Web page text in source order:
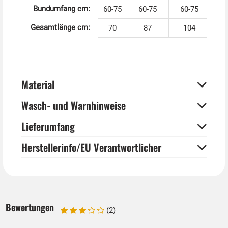
Bundumfang cm:
60-75 60-75
60-75
Gesamtlänge cm:
70 87 104
Material
Wasch- und Warnhinweise
Lieferumfang
Herstellerinfo/EU Verantwortlicher
Bewertungen (2)